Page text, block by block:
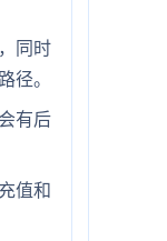
同时
径。
有后
值和